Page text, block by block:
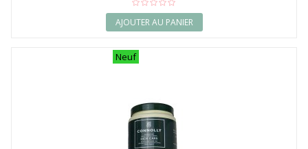
AJOUTER AU PANIER
Neuf